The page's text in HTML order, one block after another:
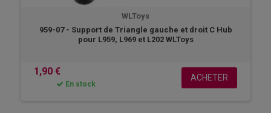
WLToys
959-07 - Support de Triangle gauche et droit C Hub
pour L959, L969 et L202 WLToys
1,90 €
En stock
ACHETER